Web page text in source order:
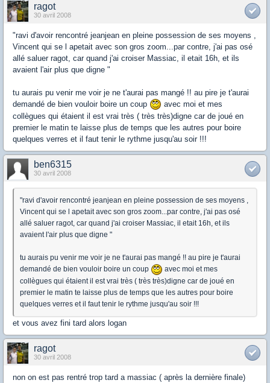
ragot
30 avril 2008
"ravi d'avoir rencontré jeanjean en pleine possession de ses moyens ,
Vincent qui se l apetait avec son gros zoom...par contre, j'ai pas osé
allé saluer ragot, car quand j'ai croiser Massiac, il etait 16h, et ils
avaient l'air plus que digne "
tu aurais pu venir me voir je ne t'aurai pas mangé !! au pire je t'aurai
demandé de bien vouloir boire un coup
avec moi et mes
collègues qui étaient il est vrai très ( très très)digne car de joué en
premier le matin te laisse plus de temps que les autres pour boire
quelques verres et il faut tenir le rythme jusqu'au soir !!!
ben6315
30 avril 2008
"ravi d'avoir rencontré jeanjean en pleine possession de ses moyens ,
Vincent qui se l apetait avec son gros zoom...par contre, j'ai pas osé
allé saluer ragot, car quand j'ai croiser Massiac, il etait 16h, et ils
avaient l'air plus que digne "
tu aurais pu venir me voir je ne t'aurai pas mangé !! au pire je t'aurai
demandé de bien vouloir boire un coup
avec moi et mes
collègues qui étaient il est vrai très ( très très)digne car de joué en
premier le matin te laisse plus de temps que les autres pour boire
quelques verres et il faut tenir le rythme jusqu'au soir !!!
et vous avez fini tard alors logan
ragot
30 avril 2008
non on est pas rentré trop tard a massiac ( après la dernière finale)